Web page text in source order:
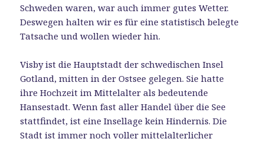
Schweden waren, war auch immer gutes Wetter.
Deswegen halten wir es für eine statistisch belegte
Tatsache und wollen wieder hin.
Visby ist die Hauptstadt der schwedischen Insel
Gotland, mitten in der Ostsee gelegen. Sie hatte
ihre Hochzeit im Mittelalter als bedeutende
Hansestadt. Wenn fast aller Handel über die See
stattfindet, ist eine Insellage kein Hindernis. Die
Stadt ist immer noch voller mittelalterlicher